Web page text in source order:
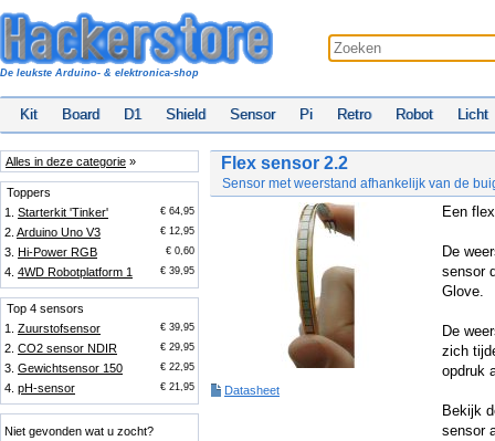
De leukste Arduino- & elektronica-shop
Kit Board D1 Shield Sensor Pi Retro Robot Licht
Alles in deze categorie »
Toppers
1. Starterkit 'Tinker' € 64,95
2. Arduino Uno V3 € 12,95
3. Hi-Power RGB € 0,60
4. 4WD Robotplatform 1 € 39,95
Top 4 sensors
1. Zuurstofsensor € 39,95
2. CO2 sensor NDIR € 29,95
3. Gewichtsensor 150 € 22,95
4. pH-sensor € 21,95
Niet gevonden wat u zocht?
Flex sensor 2.2
Sensor met weerstand afhankelijk van de
Datasheet
Een
De
sensor
Glove.
De
zich
opdruk
Bekijk
sensor